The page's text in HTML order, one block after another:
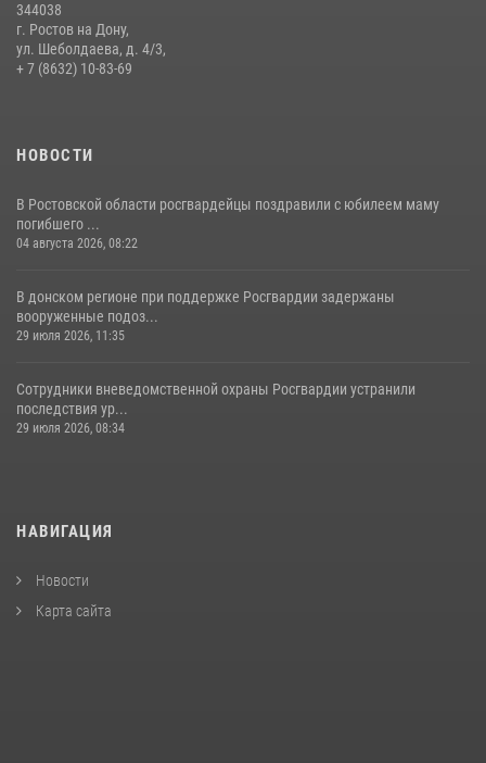
В донской столице Росгвардия приняла участие в оперативно-
профилактических мероприятиях в районе рынков «Темерник»
27 июля 2026, 12:35
344038
г. Ростов на Дону,
ул. Шеболдаева, д. 4/3,
+ 7 (8632) 10-83-69
НОВОСТИ
В Ростовской области росгвардейцы поздравили с юбилеем маму
погибшего ...
04 августа 2026, 08:22
В донском регионе при поддержке Росгвардии задержаны
вооруженные подоз...
29 июля 2026, 11:35
Сотрудники вневедомственной охраны Росгвардии устранили
последствия ур...
29 июля 2026, 08:34
НАВИГАЦИЯ
Новости
Карта сайта